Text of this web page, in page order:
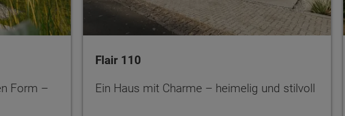
Form –
Flair 110
Ein Haus mit Charme – heimelig und stilvoll